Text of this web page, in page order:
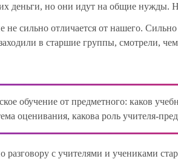
деньги, но они идут на общие нужды.
не сильно отличается от нашего.
в старшие группы, смотрели,
обучение от предметного: каков
оценивания, какова роль учителя-
разговору с учителями и учениками